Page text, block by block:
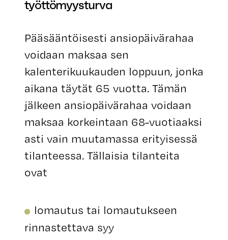
työttömyysturva
Pääsääntöisesti ansiopäivärahaa
voidaan maksaa sen
kalenterikuukauden loppuun, jonka
aikana täytät 65 vuotta. Tämän
jälkeen ansiopäivärahaa voidaan
maksaa korkeintaan 68-vuotiaaksi
asti vain muutamassa erityisessä
tilanteessa. Tällaisia tilanteita
ovat
lomautus tai lomautukseen
rinnastettava syy